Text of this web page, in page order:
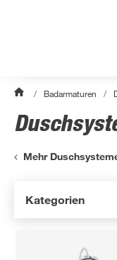
/ Badarmaturen /
Mehr
Kategorien